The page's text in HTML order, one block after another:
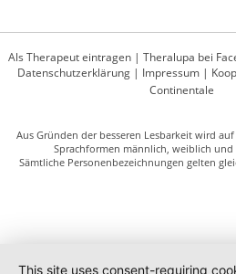
Als Therapeut eintragen | Theralupa bei
Datenschutzerklärung| Impressum|
Continentale
Aus Gründen der besseren Lesbarkeit wird
Sprachformen männlich, weiblich
Sämtliche Personenbezeichnungen gelten
This site uses consent-requiring